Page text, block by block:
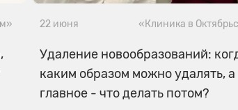
22 июня «Клиника в
Удаление новообразований:
каким образом можно удалять, а
главное - что делать потом?